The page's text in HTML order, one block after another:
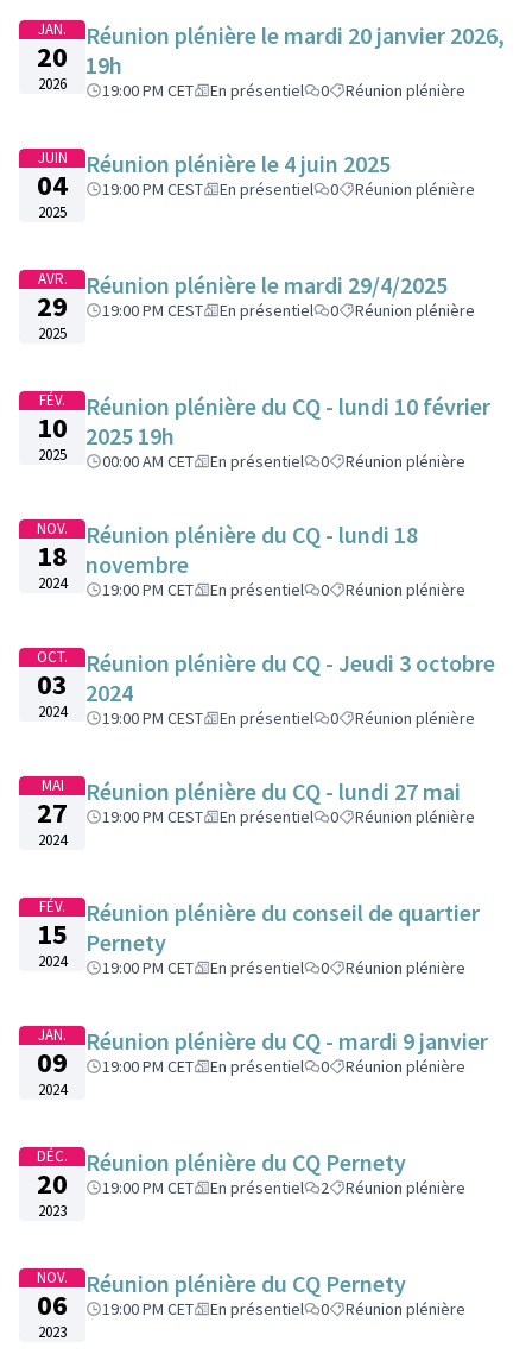
JAN.
20
2026
Réunion plénière le mardi 20 janvier 2026,
19h
19:00 PM CET En présentiel 0 Réunion plénière
JUIN
04
2025
Réunion plénière le 4 juin 2025
19:00 PM CEST En présentiel 0 Réunion plénière
AVR.
29
2025
Réunion plénière le mardi 29/4/2025
19:00 PM CEST En présentiel 0 Réunion plénière
FÉV.
10
2025
Réunion plénière du CQ - lundi 10 février
2025 19h
00:00 AM CET En présentiel 0 Réunion plénière
NOV.
18
2024
Réunion plénière du CQ - lundi 18
novembre
19:00 PM CET En présentiel 0 Réunion plénière
OCT.
03
2024
Réunion plénière du CQ - Jeudi 3 octobre
2024
19:00 PM CEST En présentiel 0 Réunion plénière
MAI
27
2024
Réunion plénière du CQ - lundi 27 mai
19:00 PM CEST En présentiel 0 Réunion plénière
FÉV.
15
2024
Réunion plénière du conseil de quartier
Pernety
19:00 PM CET En présentiel 0 Réunion plénière
JAN.
09
2024
Réunion plénière du CQ - mardi 9 janvier
19:00 PM CET En présentiel 0 Réunion plénière
DÉC.
20
2023
Réunion plénière du CQ Pernety
19:00 PM CET En présentiel 2 Réunion plénière
NOV.
06
2023
Réunion plénière du CQ Pernety
19:00 PM CET En présentiel 0 Réunion plénière